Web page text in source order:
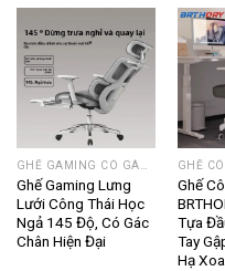
GHẾ GAMING CÓ GÁC CHÂN
Ghế Gaming Lưng
Lưới Công Thái Học
Ngả 145 Độ, Có Gác
Chân Hiện Đại
GHẾ
Ghế
Tựa
Tay
Hạ